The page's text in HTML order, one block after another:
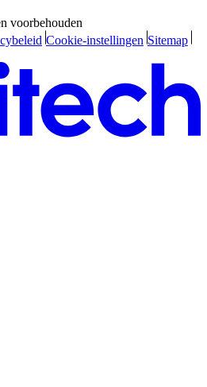
voorbehouden
Cookie-instellingen Sitemap